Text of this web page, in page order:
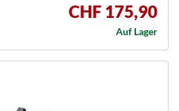
CHF 175,90
Auf Lager